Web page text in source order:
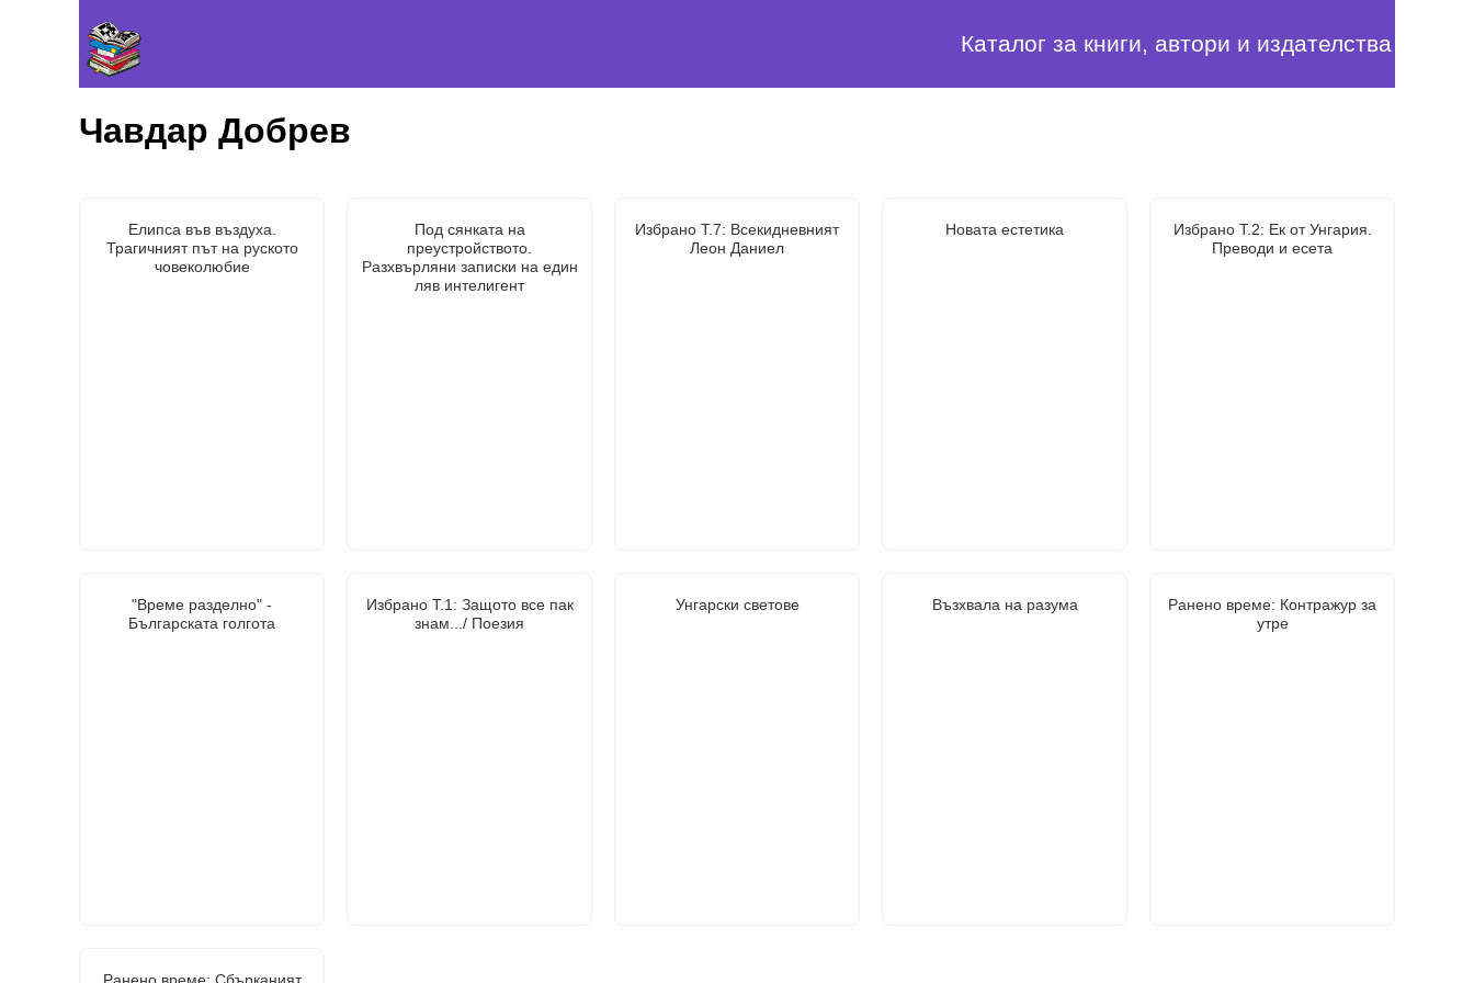
Каталог за книги, автори и издателства
Чавдар Добрев
Елипса във въздуха.
Трагичният път на руското
човеколюбие
Под сянката на
преустройството.
Разхвърляни записки на един
ляв интелигент
Избрано Т.7: Всекидневният
Леон Даниел
Новата естетика
Избрано Т.2: Ек от Унгария.
Преводи и есета
"Време разделно" -
Българската голгота
Избрано Т.1: Защото все пак
знам.../ Поезия
Унгарски светове Възхвала на разума
Ранено време: Контражур за
утре